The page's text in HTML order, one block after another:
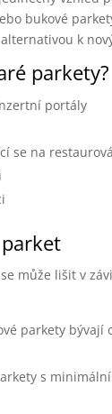
bukové
k
parkety?
portály
se na
může lišit v
parkety bývají
s